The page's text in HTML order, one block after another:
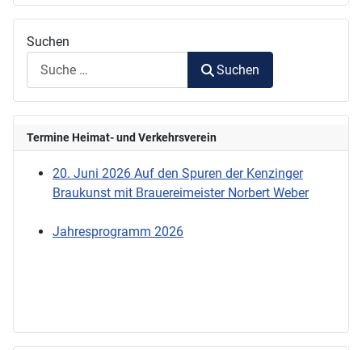
Suchen
Suchen
Termine Heimat- und Verkehrsverein
20. Juni 2026 Auf den Spuren der Kenzinger
Braukunst mit Brauereimeister Norbert Weber
Jahresprogramm 2026